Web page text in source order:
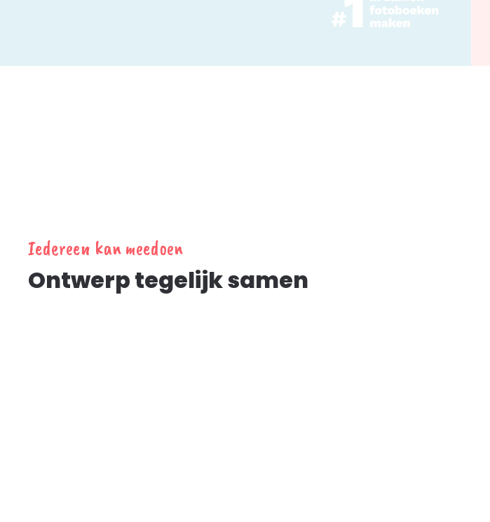
Iedereen kan meedoen
Ontwerp tegelijk samen